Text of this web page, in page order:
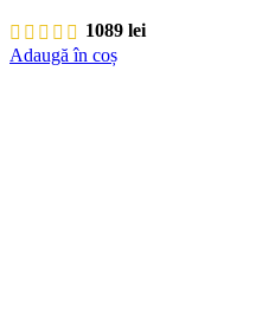
1089 lei
Adaugă în coș